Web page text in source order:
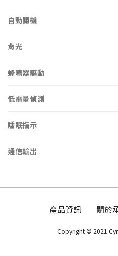
自動關機
背光
蜂鳴器驅動
低電量偵測
睡眠指示
通信輸出
產品資訊 關於
Copyright © 2021